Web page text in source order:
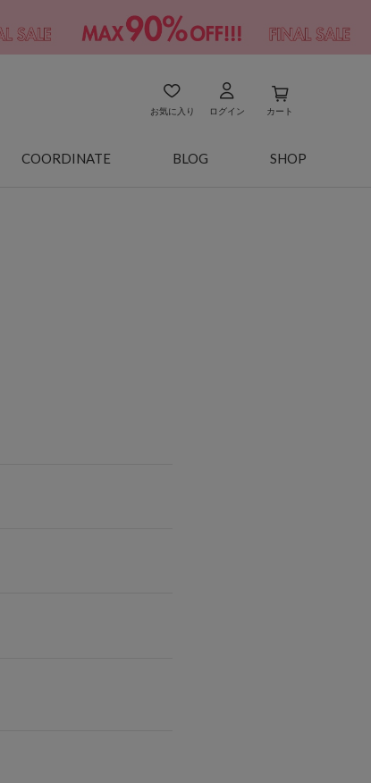
お気に入り ログイン カート
COORDINATE BLOG SHOP